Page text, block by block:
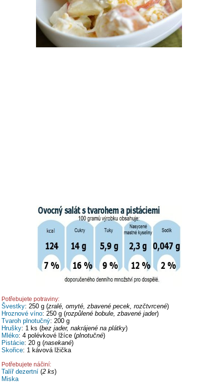
Potřebujete potraviny:
Švestky: 250 g (zralé, omyté, zbavené pecek, rozčtvrcené)
Hroznové víno: 250 g (rozpůlené bobule, zbavené jader)
Tvaroh plnotučný: 200 g
Hrušky: 1 ks (bez jader, nakrájené na plátky)
Mléko: 4 polévkové lžíce (plnotučné)
Pistácie: 20 g (nasekané)
Skořice: 1 kávová lžička
Potřebujete náčiní:
Talíř dezertní (2 ks)
Miska